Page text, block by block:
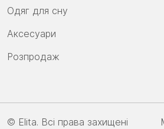
Одяг для сну
Аксесуари
Розпродаж
© Elita. Всі права захищені